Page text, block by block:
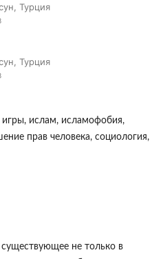
Турция
Турция
ислам, исламофобия,
прав человека, социология,
не только в